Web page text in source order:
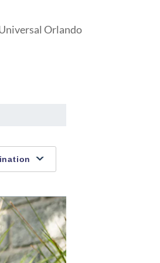
Orlando